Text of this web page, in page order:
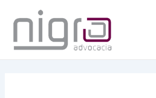
para
conteúdo